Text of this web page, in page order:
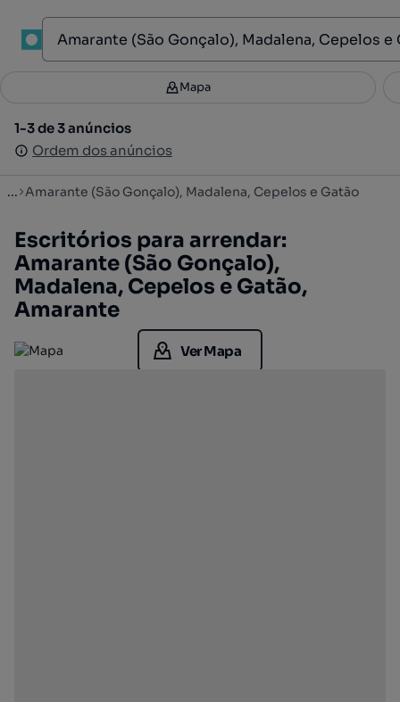
Filtros 4
1-3 de 3 anúncios
Ordem dos anúncios
Mapa
1-3 de 3 anúncios
Ordem dos anúncios
... Amarante (São Gonçalo), Madalena, Cepelos e Gatão
Escritórios para arrendar:
Amarante (São Gonçalo),
Madalena, Cepelos e Gatão,
Amarante
Ver Mapa